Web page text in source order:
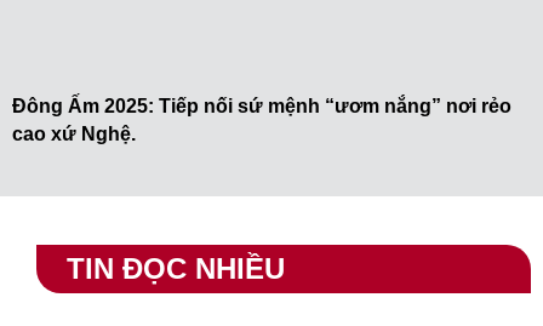
Đông Ấm 2025: Tiếp nối sứ mệnh “ươm nắng” nơi rẻo
cao xứ Nghệ.
TIN ĐỌC NHIỀU